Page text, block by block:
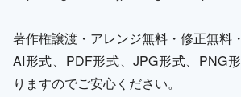
著作権譲渡・アレンジ無料・修正無料
AI形式、PDF形式、JPG形式、PNG
りますのでご安心ください。